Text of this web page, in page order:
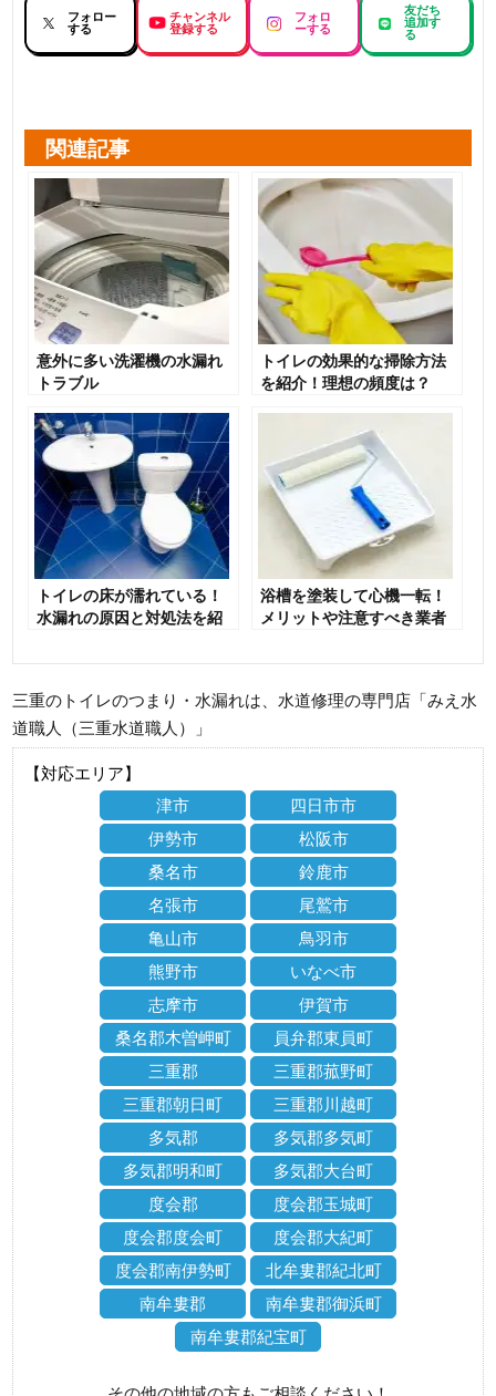
フォロー
する
チャンネル
登録する
フォロ
ーする
友だち
追加す
る
関連記事
意外に多い洗濯機の水漏れ
トラブル
トイレの効果的な掃除方法
を紹介！理想の頻度は？
トイレの床が濡れている！
水漏れの原因と対処法を紹
浴槽を塗装して心機一転！
メリットや注意すべき業者
三重のトイレのつまり・水漏れは、水道修理の専門店「みえ水
道職人（三重水道職人）」
【対応エリア】
津市
四日市市
伊勢市
松阪市
桑名市
鈴鹿市
名張市
尾鷲市
亀山市
鳥羽市
熊野市
いなべ市
志摩市
伊賀市
桑名郡木曽岬町
員弁郡東員町
三重郡
三重郡菰野町
三重郡朝日町
三重郡川越町
多気郡
多気郡多気町
多気郡明和町
多気郡大台町
度会郡
度会郡玉城町
度会郡度会町
度会郡大紀町
度会郡南伊勢町
北牟婁郡紀北町
南牟婁郡
南牟婁郡御浜町
南牟婁郡紀宝町